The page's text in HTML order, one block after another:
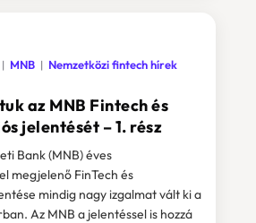
az MNB Fintech és
jelentését – 1. rész
MNB
Nemzetközi fintech hírek
Bank (MNB) éves
megjelenő FinTech és
mindig nagy izgalmat vált ki a
Az MNB a jelentéssel is hozzá